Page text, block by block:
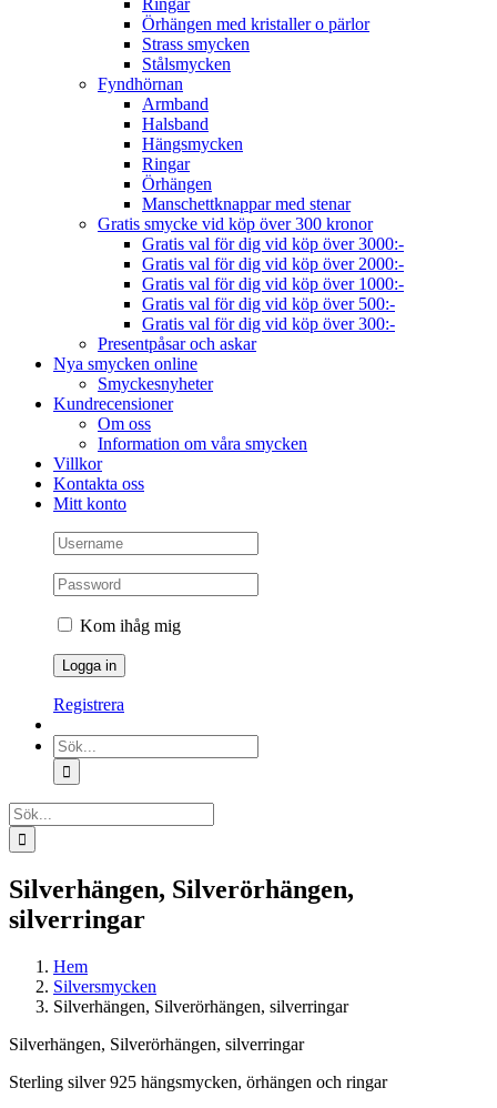
Ringar
Örhängen med kristaller o pärlor
Strass smycken
Stålsmycken
Fyndhörnan
Armband
Halsband
Hängsmycken
Ringar
Örhängen
Manschettknappar med stenar
Gratis smycke vid köp över 300 kronor
Gratis val för dig vid köp över 3000:-
Gratis val för dig vid köp över 2000:-
Gratis val för dig vid köp över 1000:-
Gratis val för dig vid köp över 500:-
Gratis val för dig vid köp över 300:-
Presentpåsar och askar
Nya smycken online
Smyckesnyheter
Kundrecensioner
Om oss
Information om våra smycken
Villkor
Kontakta oss
Mitt konto
Kom ihåg mig
Registrera
Sök
efter:
Sök
efter:
Silverhängen, Silverörhängen,
silverringar
Hem
Silversmycken
Silverhängen, Silverörhängen, silverringar
Silverhängen, Silverörhängen, silverringar
Sterling silver 925 hängsmycken, örhängen och ringar